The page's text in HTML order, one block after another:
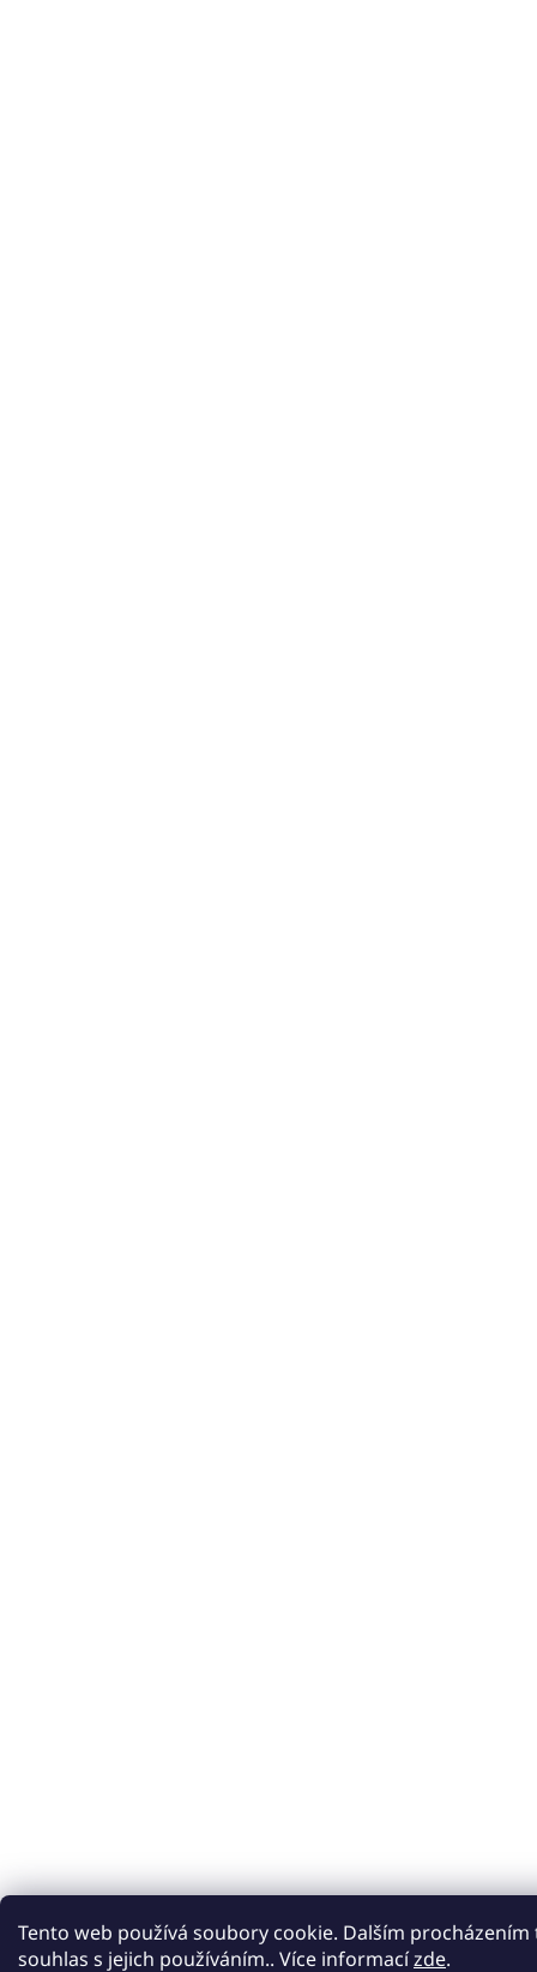
Tento web používá soubory cookie. Dalším
souhlas s jejich používáním.. Více informacízde.